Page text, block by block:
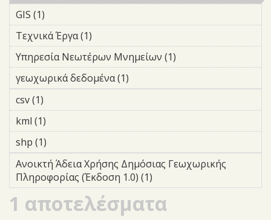
filter
GIS (1)
Τεχνικά Έργα (1)
Υπηρεσία Νεωτέρων Μνημείων (1)
Νεωτέρων
γεωχωρικά δεδομένα (1)
filter
csv (1)
kml (1)
shp (1)
Ανοικτή Άδεια Χρήσης Δημόσιας Γεωχωρικής
Πληροφορίας (Έκδοση 1.0) (1)
Χρήσης Δημόσιας
Γεωχωρικής
1 αποτελέσματα